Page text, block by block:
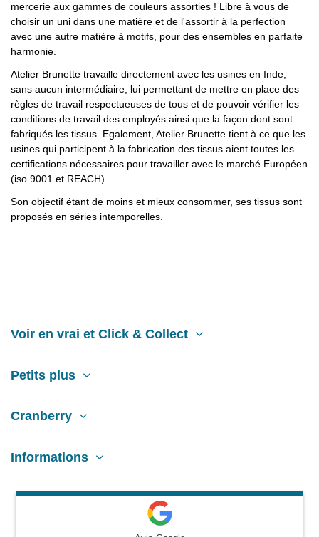
mercerie aux gammes de couleurs assorties ! Libre à vous de
choisir un uni dans une matière et de l'assortir à la perfection
avec une autre matière à motifs, pour des ensembles en parfaite
harmonie.
Atelier Brunette travaille directement avec les usines en Inde,
sans aucun intermédiaire, lui permettant de mettre en place des
règles de travail respectueuses de tous et de pouvoir vérifier les
conditions de travail des employés ainsi que la façon dont sont
fabriqués les tissus. Egalement, Atelier Brunette tient à ce que les
usines qui participent à la fabrication des tissus aient toutes les
certifications nécessaires pour travailler avec le marché Européen
(iso 9001 et REACH).
Son objectif étant de moins et mieux consommer, ses tissus sont
proposés en séries intemporelles.
Voir en vrai et Click & Collect
Petits plus
Cranberry
Informations